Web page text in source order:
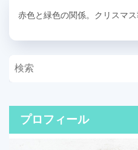
赤色と緑色の関係。クリスマス
プロフィール